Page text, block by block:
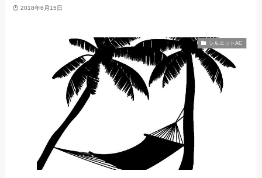
2018年6月15日
シルエットAC